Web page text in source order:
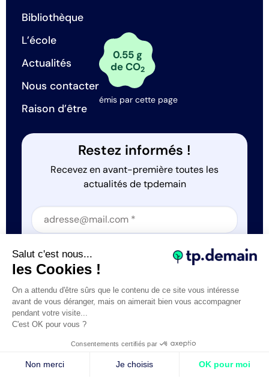
Bibliothèque
L’école
Actualités
Nous contacter
Raison d’être
0.55 g
de CO2
émis par cette page
Restez informés !
Recevez en avant-première toutes les
actualités de tpdemain
Section
Section
J'accepte que tp.demain utilise mes informations
Tous droits réservés © tp.demain 2026Mentions légales
Salut c'est nous...
les Cookies !
On a attendu d'être sûrs que le contenu de ce site vous intéresse
avant de vous déranger, mais on aimerait bien vous accompagner
pendant votre visite...
C'est OK pour vous ?
Consentements certifiés par
Non merci Je choisis OK pour moi